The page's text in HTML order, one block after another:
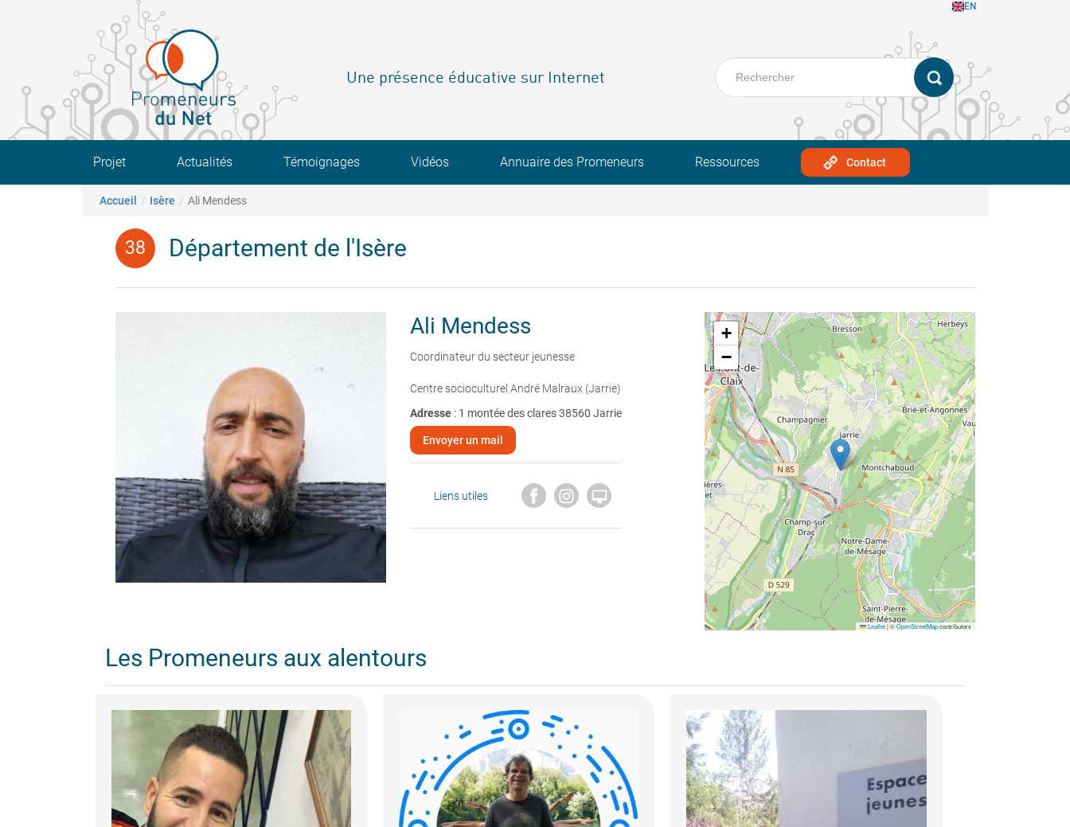
EN
Une présence éducative sur Internet
Main navigation
Projet Actualités Témoignages Vidéos Annuaire des Promeneurs Ressources Contact
Fil d'Ariane
Accueil Isère Ali Mendess
Département de l'Isère
Ali Mendess
Coordinateur du secteur jeunesse
Centre socioculturel André Malraux (Jarrie)
Adresse : 1 montée des clares 38560 Jarrie
Envoyer un mail
Liens utiles 
+
−
Leaflet |©OpenStreetMapcontributors
Les Promeneurs aux alentours